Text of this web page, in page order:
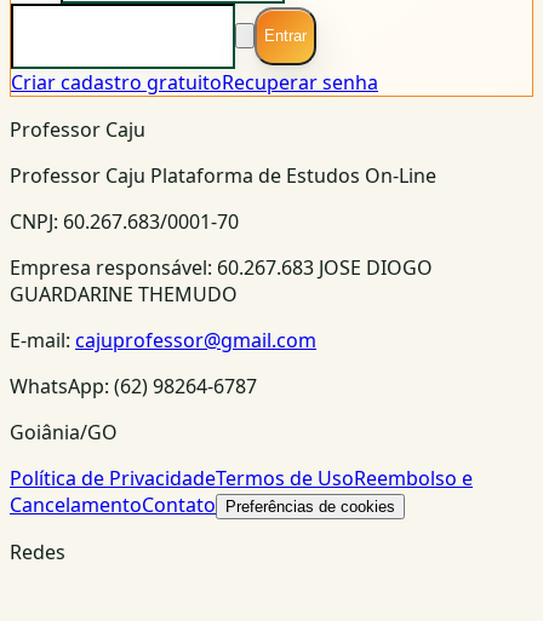
Entrar
Criar cadastro gratuitoRecuperar senha
Professor Caju
Professor Caju Plataforma de Estudos On-Line
CNPJ: 60.267.683/0001-70
Empresa responsável: 60.267.683 JOSE DIOGO
GUARDARINE THEMUDO
E-mail: cajuprofessor@gmail.com
WhatsApp: (62) 98264-6787
Goiânia/GO
Política de PrivacidadeTermos de UsoReembolso e
CancelamentoContato Preferências de cookies
Redes